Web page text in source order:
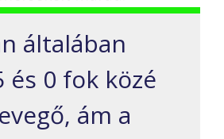
általában
és 0 fok közé
ám a